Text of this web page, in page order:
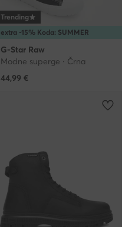
extra -15% Koda: SUMMER
Trending
G-Star Raw
Modne superge · Črna
44,99 €